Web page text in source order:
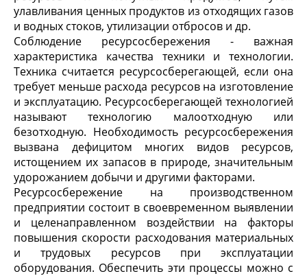
улавливания ценных продуктов из отходящих газов
и водных стоков, утилизации отбросов и др.
Соблюдение ресурсосбережения - важная
характеристика качества техники и технологии.
Техника считается ресурсосберегающей, если она
требует меньше расхода ресурсов на изготовление
и эксплуатацию. Ресурсосберегающей технологией
называют технологию малоотходную или
безотходную. Необходимость ресурсосбережения
вызвана дефицитом многих видов ресурсов,
истощением их запасов в природе, значительным
удорожанием добычи и другими факторами.
Ресурсосбережение на производственном
предприятии состоит в своевременном выявлении
и целенаправленном воздействии на факторы
повышения скорости расходования материальных
и трудовых ресурсов при эксплуатации
оборудования. Обеспечить эти процессы можно с